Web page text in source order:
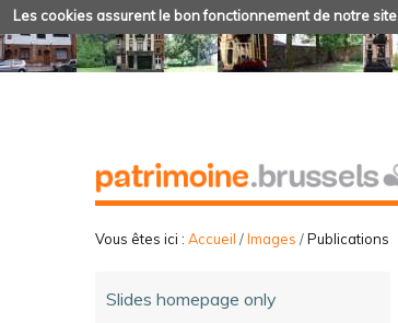
Les cookies assurent le bon fonctionnement de notre
Vous êtes ici : Accueil /Images /Publications
Slides homepage only